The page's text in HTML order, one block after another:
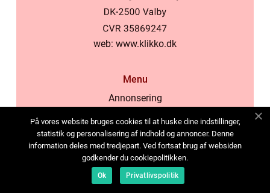
web: www.klikko.dk
Menu
Annonsering
Cookies
Kontakta oss
Sitemap
På vores website bruges cookies til at huske dine indstillinger,
statistik og personalisering af indhold og annoncer. Denne
information deles med tredjepart. Ved fortsat brug af websiden
godkender du cookiepolitikken.
Ok Privatlivspolitik